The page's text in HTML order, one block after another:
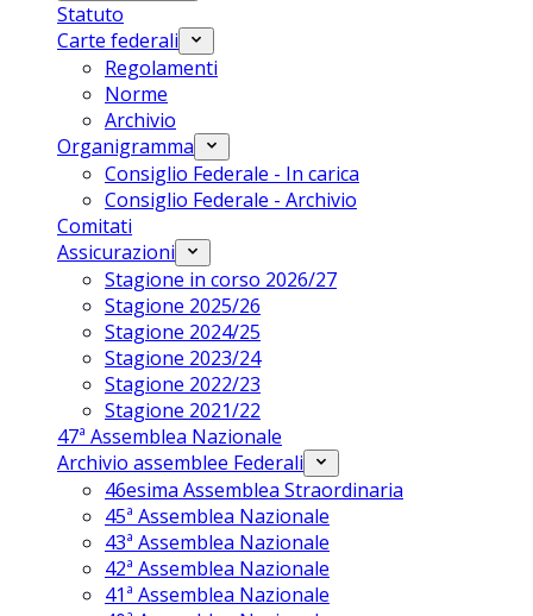
Statuto
Carte federali
Regolamenti
Norme
Archivio
Organigramma
Consiglio Federale - In carica
Consiglio Federale - Archivio
Comitati
Assicurazioni
Stagione in corso 2026/27
Stagione 2025/26
Stagione 2024/25
Stagione 2023/24
Stagione 2022/23
Stagione 2021/22
47ª Assemblea Nazionale
Archivio assemblee Federali
46esima Assemblea Straordinaria
45ª Assemblea Nazionale
43ª Assemblea Nazionale
42ª Assemblea Nazionale
41ª Assemblea Nazionale